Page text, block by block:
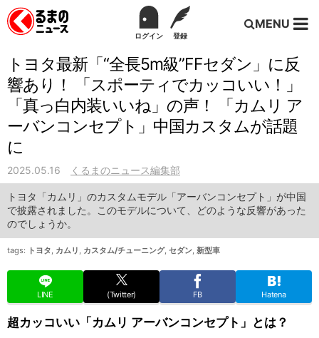
ログイン 登録
MENU
トヨタ最新「“全長5m級”FFセダン」に反
響あり！ 「スポーティでカッコいい！」
「真っ白内装いいね」の声！ 「カムリ ア
ーバンコンセプト」中国カスタムが話題
に
2025.05.16 くるまのニュース編集部
トヨタ「カムリ」のカスタムモデル「アーバンコンセプト」が中国
で披露されました。このモデルについて、どのような反響があった
のでしょうか。
tags: トヨタ, カムリ , カスタム/チューニング, セダン, 新型車
LINE (Twitter) FB Hatena
超カッコいい「カムリ アーバンコンセプト」とは？